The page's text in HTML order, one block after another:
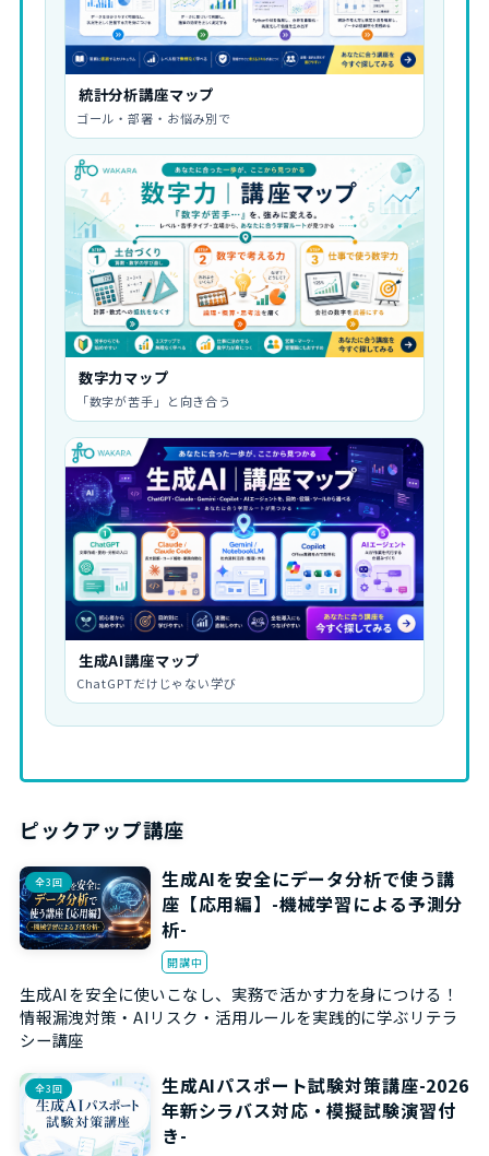
統計分析講座マップ
ゴール・部署・お悩み別で
数字力マップ
「数字が苦手」と向き合う
生成AI講座マップ
ChatGPTだけじゃない学び
ピックアップ講座
全3回
生成AIを安全にデータ分析で使う講
座【応用編】-機械学習による予測分
析-
開講中
生成AIを安全に使いこなし、実務で活かす力を身につける！
情報漏洩対策・AIリスク・活用ルールを実践的に学ぶリテラ
シー講座
全3回
生成AIパスポート試験対策講座-2026
年新シラバス対応・模擬試験演習付
き-